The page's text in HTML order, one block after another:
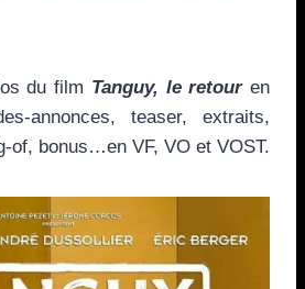
du film Tanguy, le retouren
annonces, teaser, extraits,
of, bonus…en VF, VO et VOST.